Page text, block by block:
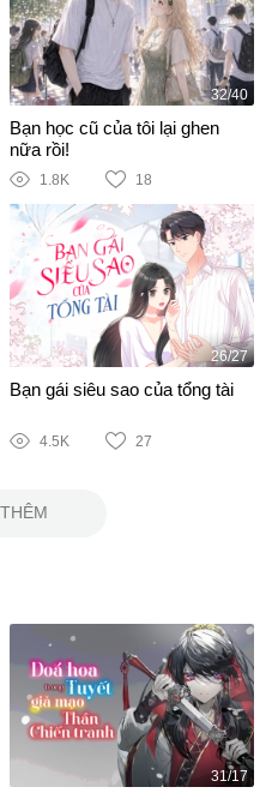
32/40
Bạn học cũ của tôi lại ghen
nữa rồi!
1.8K 18
26/27
Bạn gái siêu sao của tổng tài
4.5K 27
31/17